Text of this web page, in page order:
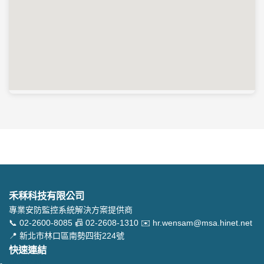
禾秝科技有限公司
專業安防監控系統解決方案提供商
📞 02-2600-8085 📠 02-2608-1310 ✉️ hr.wensam@msa.hinet.net
📍 新北市林口區南勢四街224號
快速連結